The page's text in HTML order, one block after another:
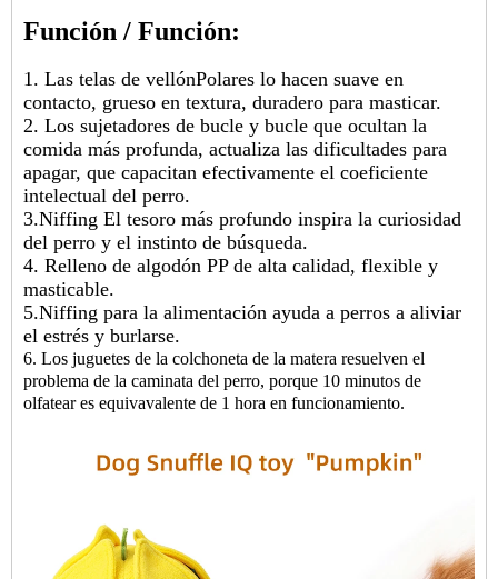
Función / Función:
1. Las telas de vellónPolares lo hacen suave en
contacto, grueso en textura, duradero para masticar.
2. Los sujetadores de bucle y bucle que ocultan la
comida más profunda, actualiza las dificultades para
apagar, que capacitan efectivamente el coeficiente
intelectual del perro.
3.Niffing El tesoro más profundo inspira la curiosidad
del perro y el instinto de búsqueda.
4. Relleno de algodón PP de alta calidad, flexible y
masticable.
5.Niffing para la alimentación ayuda a perros a aliviar
el estrés y burlarse.
6. Los juguetes de la colchoneta de la matera resuelven el
problema de la caminata del perro, porque 10 minutos de
olfatear es equivavalente de 1 hora en funcionamiento.